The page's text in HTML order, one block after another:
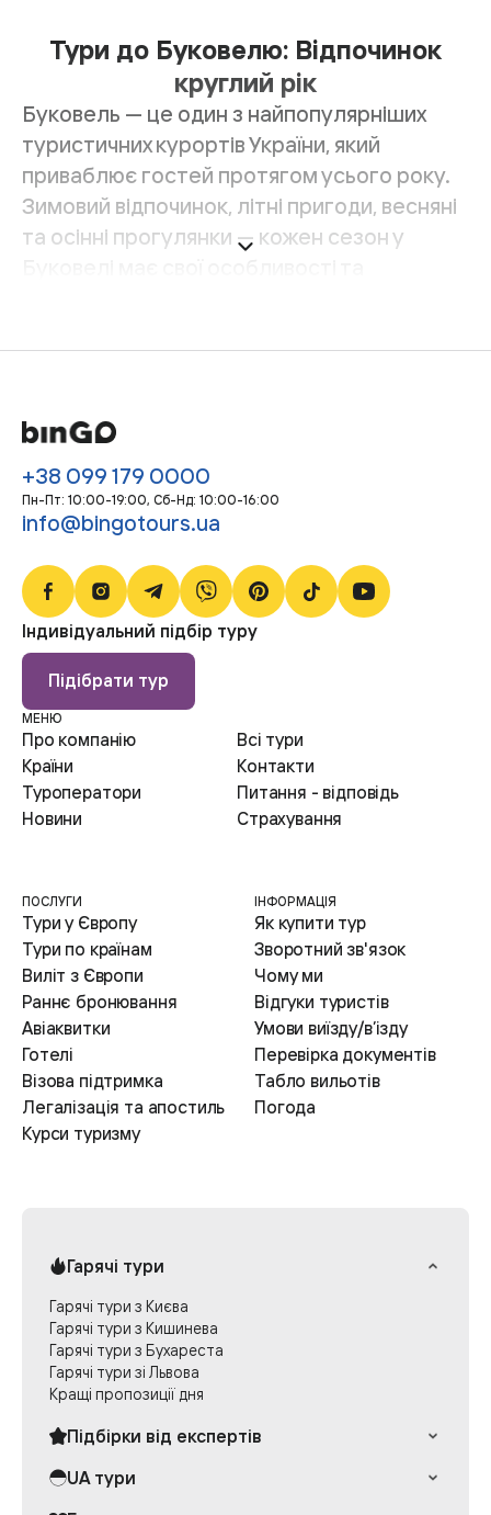
Тури до Буковелю: Відпочинок
круглий рік
Буковель — це один з найпопулярніших
туристичних курортів України, який
приваблює гостей протягом усього року.
Зимовий відпочинок, літні пригоди, весняні
та осінні прогулянки — кожен сезон у
місці.
Зимовий Буковель — це справжній рай для
пропонує численні траси різного рівня
складності, з сучасними підйомниками та
на схилах ви можете насолодитися
релаксом у спа-центрах, розташованих на
території курорту.
Рекомендації:
Катання на лижах та сноуборді
Вибирайте траси залежно від вашого рівня
підготовки.
Спа-процедури
: Відвідайте сауни та
джакузі, щоб розслабитися після катання.
ідеальне місце для активного відпочинку.
Гірські пейзажі, чисте повітря та безліч
можливостей для туризму роблять цей
курорт популярним серед туристів.
Розваги:
Трекінг і пішохідні маршрути:
Відвідайте мальовничі місця, такі як
водоспад Женецький Гук.
Оренда велосипедів
: Використовуйте
послуги з оренди для зручності та
комфортних подорожей по околицях.
Весняний відпочинок
Весна у Буковелі — це час, коли природа
відновлюється після зими. Це ідеальний
прогулянками та спостерігати за
+38 099 179 0000
Пн-Пт: 10:00-19:00, Сб-Нд: 10:00-16:00
info@bingotours.ua
Індивідуальний підбір туру
Підібрати тур
ПОСЛУГИ
Тури у Європу
Тури по країнам
Виліт з Європи
Раннє бронювання
Авіаквитки
Готелі
Візова підтримка
Легалізація та апостиль
Курси туризму
ІНФОРМАЦІЯ
Як купити тур
Зворотний зв'язок
Чому ми
Відгуки туристів
Умови виїзду/в’ізду
Перевірка документів
Табло вильотів
Погода
МЕНЮ
Про компанію
Всі тури
Країни
Контакти
Туроператори
Питання - відповідь
Новини
Страхування
Гарячі тури
Гарячі тури з Києва
Гарячі тури з Кишинева
Гарячі тури з Бухареста
Гарячі тури зі Львова
Кращі пропозиції дня
Підбірки від експертів
Раннє бронювання Греції
UA тури